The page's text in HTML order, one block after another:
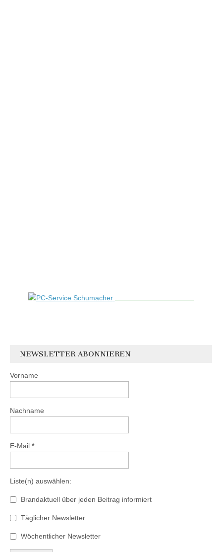
NEWSLETTER ABONNIEREN
Vorname
Nachname
E-Mail *
Liste(n) auswählen:
Brandaktuell über jeden Beitrag informiert
Täglicher Newsletter
Wöchentlicher Newsletter